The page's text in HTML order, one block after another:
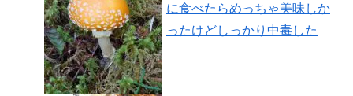
に食べたらめっちゃ美味しか
ったけどしっかり中毒した